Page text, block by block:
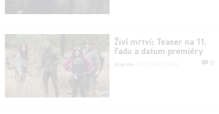
Živí mrtví: Teaser na 11.
řadu a datum premiéry
Anarvin 0